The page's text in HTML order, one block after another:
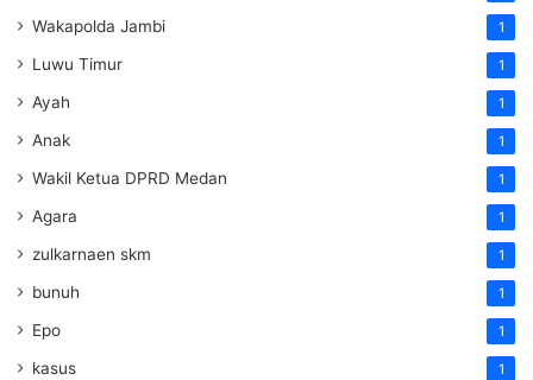
Wakapolda Jambi 1
Luwu Timur 1
Ayah 1
Anak 1
Wakil Ketua DPRD Medan 1
Agara 1
zulkarnaen skm 1
bunuh 1
Epo 1
kasus 1